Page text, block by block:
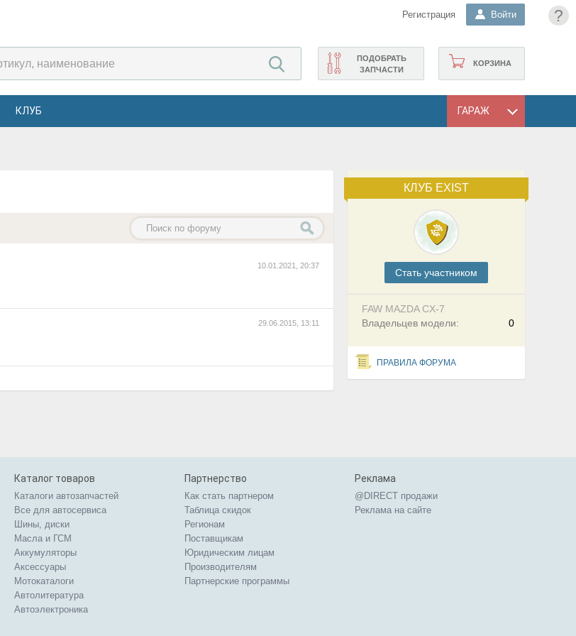
?
Регистрация Войти
КОРЗИНА
ПОДОБРАТЬ
ЗАПЧАСТИ
КЛУБ ГАРАЖ
КЛУБ EXIST
Cтать участником
FAW MAZDA CX-7
0
Владельцев модели:
ПРАВИЛА ФОРУМА
10.01.2021, 20:37
29.06.2015, 13:11
Каталог товаров
Каталоги автозапчастей
Все для автосервиса
Шины, диски
Масла и ГСМ
Аккумуляторы
Аксессуары
Мотокаталоги
Автолитература
Автоэлектроника
Партнерство
Как стать партнером
Таблица скидок
Регионам
Поставщикам
Юридическим лицам
Производителям
Партнерские программы
Реклама
@DIRECT продажи
Реклама на сайте